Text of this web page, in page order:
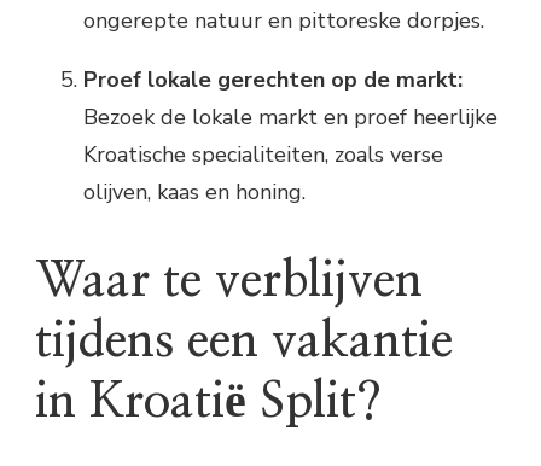
ongerepte natuur en pittoreske dorpjes.
Proef lokale gerechten op de markt:
Bezoek de lokale markt en proef heerlijke
Kroatische specialiteiten, zoals verse
olijven, kaas en honing.
Waar te verblijven
tijdens een vakantie
in Kroatië Split?